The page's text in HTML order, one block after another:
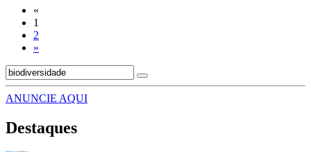
«
1
2
»
ANUNCIE AQUI
Destaques